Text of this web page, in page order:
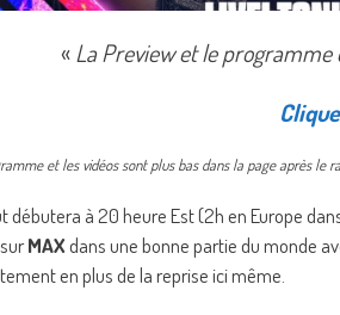
«La Preview et le
et les vidéos sont plus bas dans la page après le
débutera à 20 heure Est (2h en Europe
MAXdans une bonne partie du monde
en plus de la reprise ici même.